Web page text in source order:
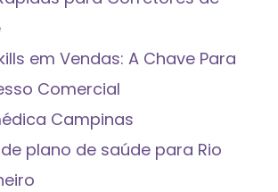
em Vendas: A Chave Para
Comercial
Campinas
plano de saúde para Rio